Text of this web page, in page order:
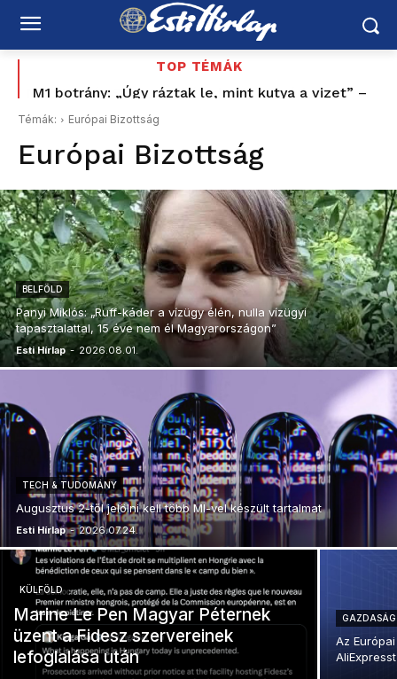
TOP TÉMÁK
M1 botrány: „Úgy ráztak le, mint kutya a vizet” –
Hajdú Gábor keményen nekiment a közmédia
vezetésének
Témák: Európai Bizottság
Európai Bizottság
BELFÖLD
Panyi Miklós: „Ruff-káder a vízügy élén, nulla vízügyi
tapasztalattal, 15 éve nem él Magyarországon”
Esti Hírlap - 2026.08.01.
TECH & TUDOMÁNY
Augusztus 2-től jelölni kell több MI-vel készült tartalmat
Esti Hírlap - 2026.07.24.
KÜLFÖLD
Marine Le Pen Magyar Péternek
üzent a Fidesz szervereinek
lefoglalása után
GAZDASÁG
Az
AliExpresst